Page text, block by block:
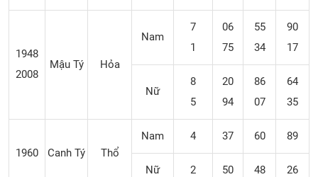
1948
2008
Mậu Tý Hỏa
Nam
7
1
06
75
55
34
90
17
Nữ
8
5
20
94
86
07
64
35
1960 Canh Tý Thổ
Nam 4 37 60 89
Nữ 2 50 48 26